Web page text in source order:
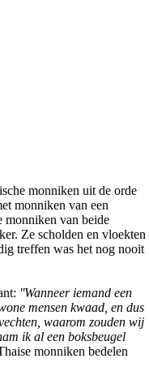
monniken uit de orde
monniken van een
monniken van beide
Ze scholden en vloekten
treffen was het nog nooit
''Wanneer iemand een
mensen kwaad, en dus
waarom zouden wij
ik al een boksbeugel
monniken bedelen